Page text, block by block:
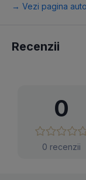
→ Vezi pagina
Recenzii
0
0 recenzii